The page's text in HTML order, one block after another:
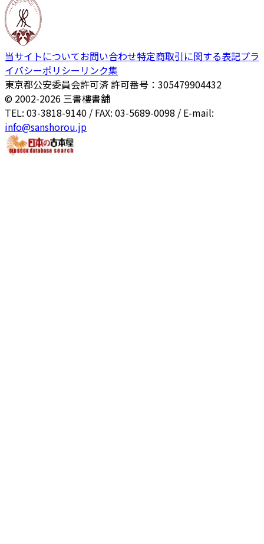
当サイトについてお問い合わせ特定商取引に関する表記プラ
イバシーポリシー リンク集
東京都公安委員会許可済 許可番号：305479904432
© 2002-2026 三書樓書舗
TEL: 03-3818-9140 / FAX: 03-5689-0098 / E-mail:
info@sanshorou.jp